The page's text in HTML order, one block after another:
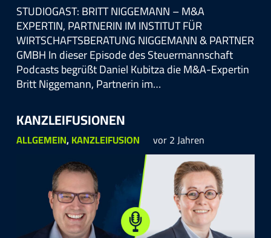
STUDIOGAST: BRITT NIGGEMANN – M&A
EXPERTIN, PARTNERIN IM INSTITUT FÜR
WIRTSCHAFTSBERATUNG NIGGEMANN & PARTNER
GMBH In dieser Episode des Steuermannschaft
Podcasts begrüßt Daniel Kubitza die M&A-Expertin
Britt Niggemann, Partnerin im…
KANZLEIFUSIONEN
ALLGEMEIN,KANZLEIFUSION vor 2 Jahren